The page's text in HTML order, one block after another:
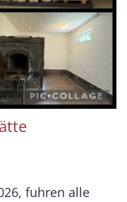
fuhren alle